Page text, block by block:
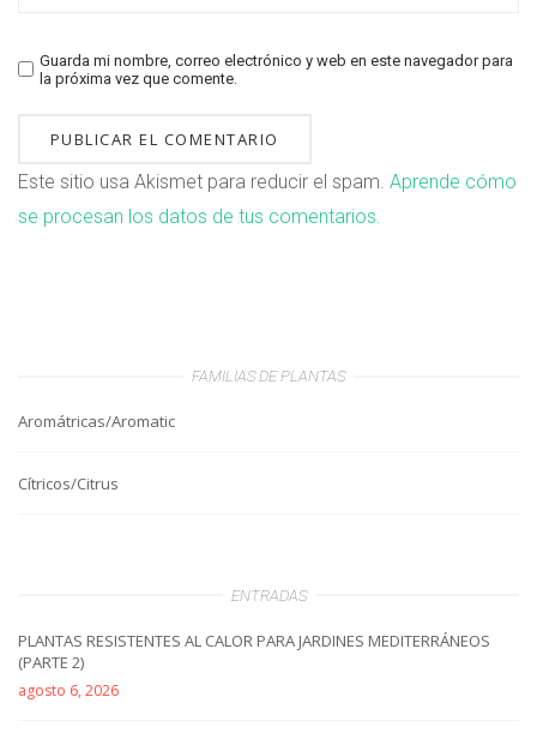
Guarda mi nombre, correo electrónico y web en este navegador para
la próxima vez que comente.
Este sitio usa Akismet para reducir el spam. Aprende cómo
se procesan los datos de tus comentarios.
FAMILIAS DE PLANTAS
Aromátricas/Aromatic
Cítricos/Citrus
ENTRADAS
PLANTAS RESISTENTES AL CALOR PARA JARDINES MEDITERRÁNEOS
(PARTE 2)
agosto 6, 2026